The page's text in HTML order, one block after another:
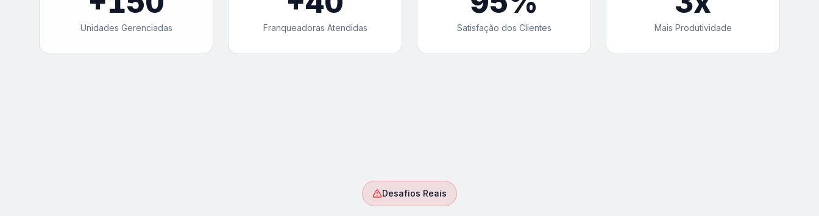
Unidades Gerenciadas Franqueadoras Atendidas Satisfação dos Clientes Mais Produtividade
Desafios Reais